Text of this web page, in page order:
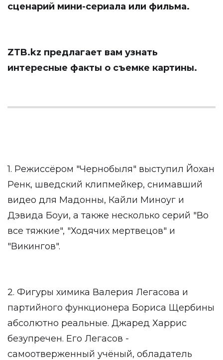
сценарий мини-сериала или фильма.
ZTB.kz предлагает вам узнать
интересные факты о съемке картины.
1. Режиссёром "Чернобыля" выступил Йохан
Ренк, шведский клипмейкер, снимавший
видео для Мадонны, Кайли Миноуг и
Дэвида Боуи, а также несколько серий "Во
все тяжкие", "Ходячих мертвецов" и
"Викингов".
2. Фигуры химика Валерия Легасова и
партийного функционера Бориса Щербины
абсолютно реальные. Джаред Харрис
безупречен. Его Легасов -
самоотверженный учёный, обладатель